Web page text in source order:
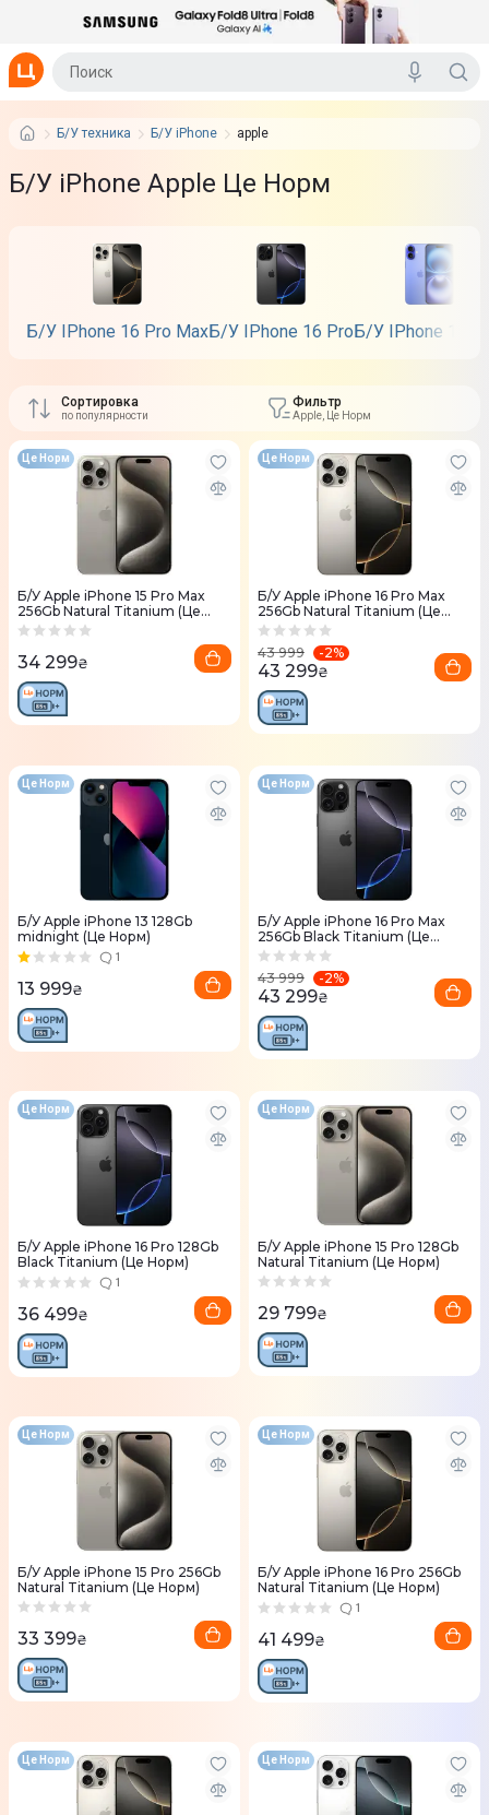
Б/У техника Б/У iPhone apple
Б/У iPhone Apple Це Норм
Б/У IPhone 16 Pro MaxБ/У IPhone 16 ProБ/У IPhone 16
Сортировка
по популярности
Фильтр
Apple, Це Норм
Б/У Apple iPhone 15 Pro Max
256Gb Natural Titanium (Це
Норм)
Це Норм
34 299₴
Б/У Apple iPhone 16 Pro Max
256Gb Natural Titanium (Це
Норм)
Це Норм
43 999 -2%
43 299₴
Б/У Apple iPhone 13 128Gb
midnight (Це Норм)
1
Це Норм
13 999₴
Б/У Apple iPhone 16 Pro Max
256Gb Black Titanium (Це
Норм)
Це Норм
43 999 -2%
43 299₴
Б/У Apple iPhone 16 Pro 128Gb
Black Titanium (Це Норм)
1
Це Норм
36 499₴
Б/У Apple iPhone 15 Pro 128Gb
Natural Titanium (Це Норм)
Це Норм
29 799₴
Б/У Apple iPhone 15 Pro 256Gb
Natural Titanium (Це Норм)
Це Норм
33 399₴
Б/У Apple iPhone 16 Pro 256Gb
Natural Titanium (Це Норм)
1
Це Норм
41 499₴
Це Норм Це Норм